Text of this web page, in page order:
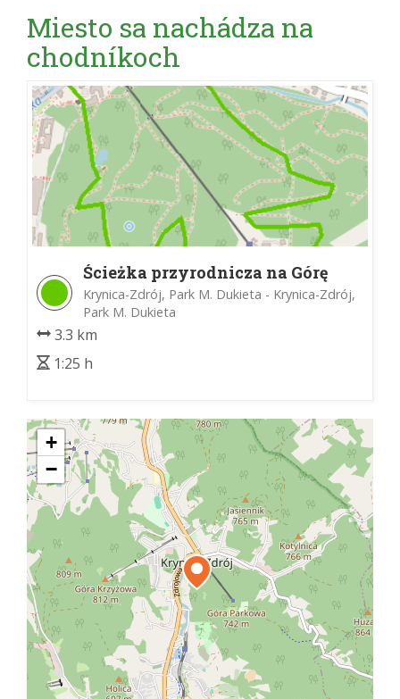
Miesto sa nachádza na
chodníkoch
Ścieżka przyrodnicza na Górę
Parkową
Krynica-Zdrój, Park M. Dukieta - Krynica-Zdrój,
Park M. Dukieta
3.3 km
1:25 h
+
−